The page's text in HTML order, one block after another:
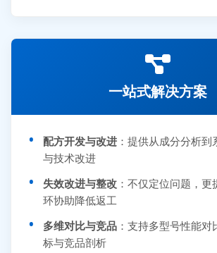
一站式解决方案
配方开发与改进 ：提供从成分分析
与技术改进
失效改进与整改 ：不仅定位问题，
环协助降低返工
多维对比与竞品 ：支持多型号性能
标与竞品剖析